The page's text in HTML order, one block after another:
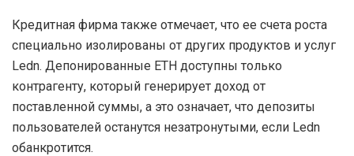
Кредитная фирма также отмечает, что ее счета роста
специально изолированы от других продуктов и услуг
Ledn. Депонированные ETH доступны только
контрагенту, который генерирует доход от
поставленной суммы, а это означает, что депозиты
пользователей останутся незатронутыми, если Ledn
обанкротится.